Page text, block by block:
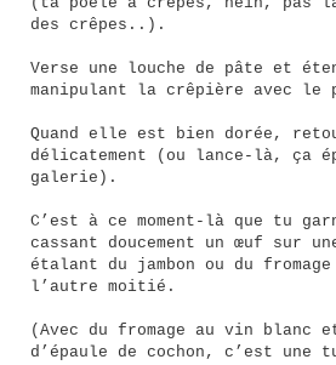
(ta poêle à crêpes, hein,
des crêpes..).
Verse une louche de pâte et
manipulant la crêpière avec le
Quand elle est bien dorée,
délicatement (ou lance-là, ça
galerie).
C’est à ce moment-là que tu
cassant doucement un œuf sur
étalant du jambon ou du
l’autre moitié.
(Avec du fromage au vin blanc
d’épaule de cochon, c’est